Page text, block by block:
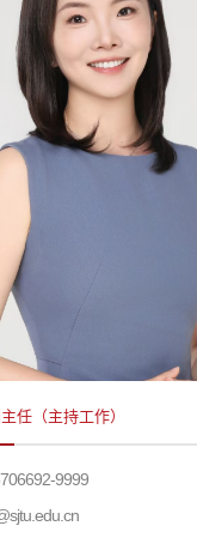
任（主持工作）
9999